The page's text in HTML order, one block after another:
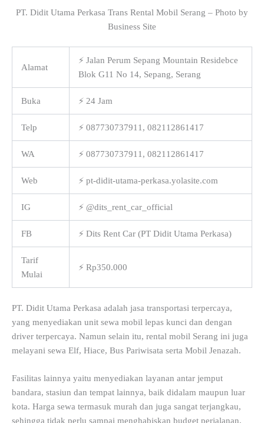
PT. Didit Utama Perkasa Trans Rental Mobil Serang – Photo by
Business Site
Alamat
⚡ Jalan Perum Sepang Mountain Residebce
Blok G11 No 14, Sepang, Serang
Buka ⚡ 24 Jam
Telp ⚡ 087730737911, 082112861417
WA ⚡ 087730737911, 082112861417
Web ⚡ pt-didit-utama-perkasa.yolasite.com
IG ⚡ @dits_rent_car_official
FB ⚡ Dits Rent Car (PT Didit Utama Perkasa)
Tarif
Mulai
⚡ Rp350.000
PT. Didit Utama Perkasa adalah jasa transportasi terpercaya,
yang menyediakan unit sewa mobil lepas kunci dan dengan
driver terpercaya. Namun selain itu, rental mobil Serang ini juga
melayani sewa Elf, Hiace, Bus Pariwisata serta Mobil Jenazah.
Fasilitas lainnya yaitu menyediakan layanan antar jemput
bandara, stasiun dan tempat lainnya, baik didalam maupun luar
kota. Harga sewa termasuk murah dan juga sangat terjangkau,
sehingga tidak perlu sampai menghabiskan budget perjalanan.